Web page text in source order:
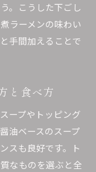
。こうした下ごし
ラーメンの味わい
手間加えることで
と食べ方
ープやトッピング
油ベースのスープ
スも良好です。ト
なものを選ぶと全